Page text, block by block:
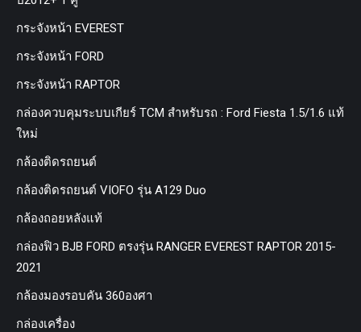
กระจังหน้า EVEREST
กระจังหน้า FORD
กระจังหน้า RAPTOR
กล่องควบคุมระบบเกียร์ TCM สำหรับรถ : Ford Fiesta 1.5/1.6 แท้
ใหม่
กล้องติดรถยนต์
กล้องติดรถยนต์ VIOFO รุ่น A129 Duo
กล้องถอยหลังแท้
กล่องฟิว BJB FORD ตรงรุ่น RANGER EVEREST RAPTOR 2015-
2021
กล้องมองรอบคัน 360องศา
กล่องเครื่อง